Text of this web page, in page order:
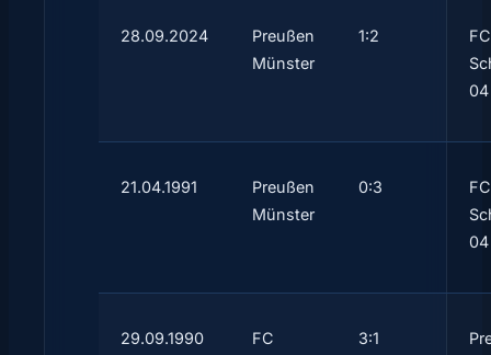
28.09.2024
Preußen
Münster
1:2
FC
04
21.04.1991
Preußen
Münster
0:3
FC
04
29.09.1990
FC
3:1